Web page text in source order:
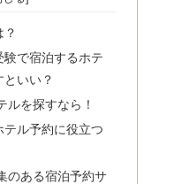
で宿泊するホテ
いい？
ルを探すなら！
ル予約に役立つ
のある宿泊予約サ